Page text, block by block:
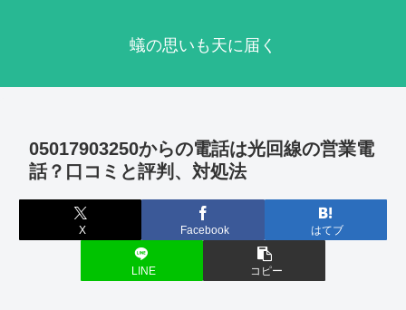
蟻の思いも天に届く
05017903250からの電話は光回線の営業電
話？口コミと評判、対処法
X Facebook はてブ
LINE コピー